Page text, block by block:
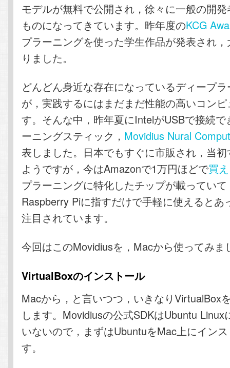
モデルが無料で公開され，徐々に一般の開
ものになってきています。昨年度のKCG
プラーニングを使った学生作品が発表され
りました。
どんどん身近な存在になっているディープ
が，実践するにはまだまだ性能の高いコン
す。そんな中，昨年夏にIntelがUSBで接続
ーニングスティック， Movidius Nural
表しました。日本でもすぐに市販され，当
ようですが，今はAmazonで1万円ほどで買
プラーニングに特化したチップが載ってい
Raspberry Piに指すだけで手軽に使えるとあ
注目されています。
今回はこのMovidiusを，Macから使ってみま
VirtualBoxのインストール
Macから，と言いつつ，いきなりVirtualBox
します。Movidiusの公式SDKはUbuntu Linux
いないので，まずはUbuntuをMac上にイン
す。